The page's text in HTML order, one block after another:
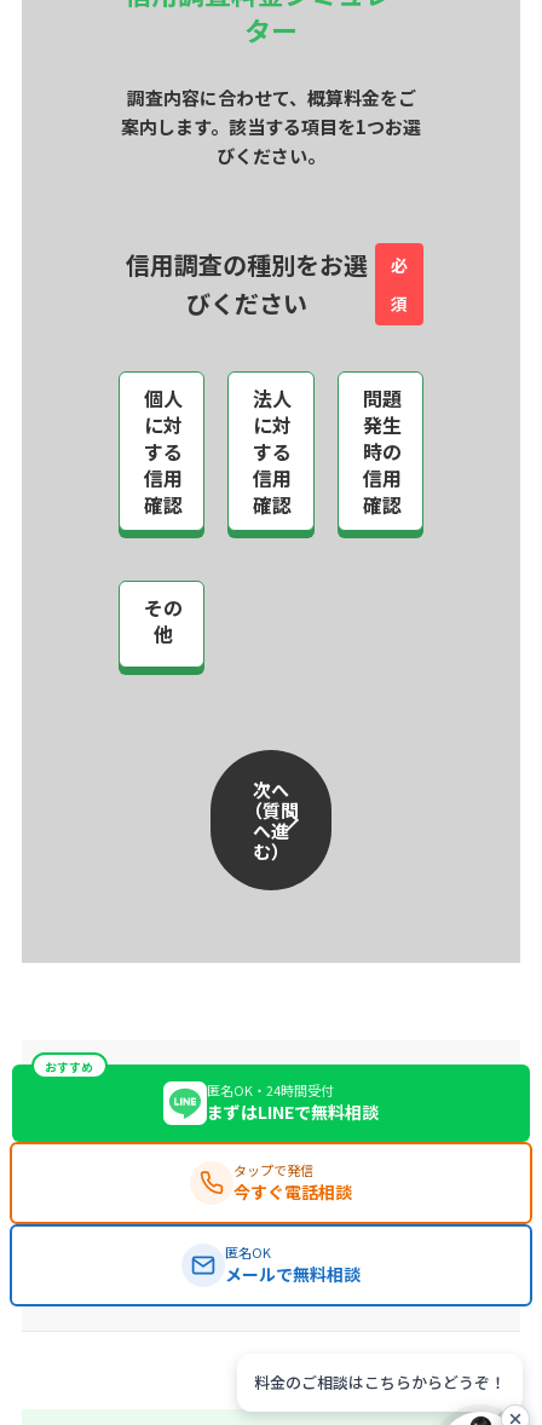
ター
調査内容に合わせて、概算料金をご
案内します。該当する項目を1つお選
びください。
信用調査の種別をお選
びください
必
須
個人
に対
する
信用
確認
法人
に対
する
信用
確認
問題
発生
時の
信用
確認
その
他
次へ
（質問
へ進
む）
おすすめ
匿名OK・24時間受付
まずはLINEで無料相談
タップで発信
今すぐ電話相談
匿名OK
メールで無料相談
料金のご相談はこちらからどうぞ！